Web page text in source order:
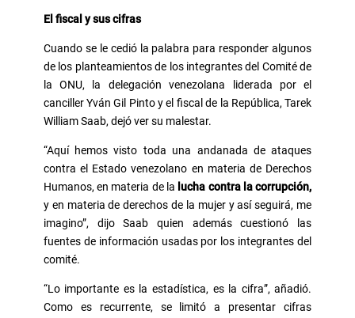
El fiscal y sus cifras
Cuando se le cedió la palabra para responder algunos
de los planteamientos de los integrantes del Comité de
la ONU, la delegación venezolana liderada por el
canciller Yván Gil Pinto y el fiscal de la República, Tarek
William Saab, dejó ver su malestar.
“Aquí hemos visto toda una andanada de ataques
contra el Estado venezolano en materia de Derechos
Humanos, en materia de la lucha contra la corrupción,
y en materia de derechos de la mujer y así seguirá, me
imagino”, dijo Saab quien además cuestionó las
fuentes de información usadas por los integrantes del
comité.
“Lo importante es la estadística, es la cifra”, añadió.
Como es recurrente, se limitó a presentar cifras